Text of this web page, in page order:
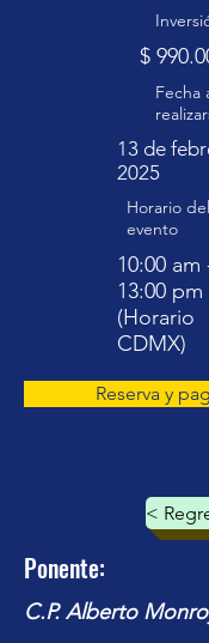
$
Fecha
13 de
2025
Horario del
evento
10:00 am
13:00 pm
(Horario
CDMX)
Reserva y
<
Ponente:
C.P. Alberto